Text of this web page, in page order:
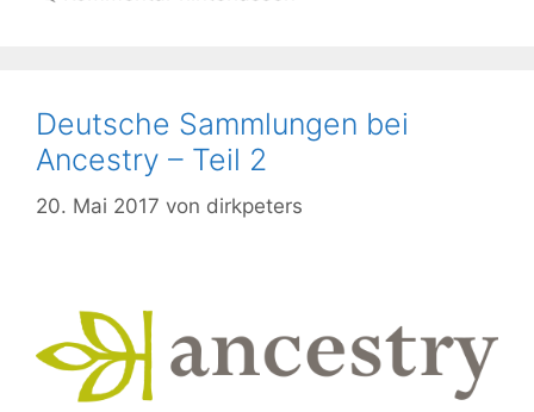
Deutsche Sammlungen bei
Ancestry – Teil 2
20. Mai 2017 von dirkpeters